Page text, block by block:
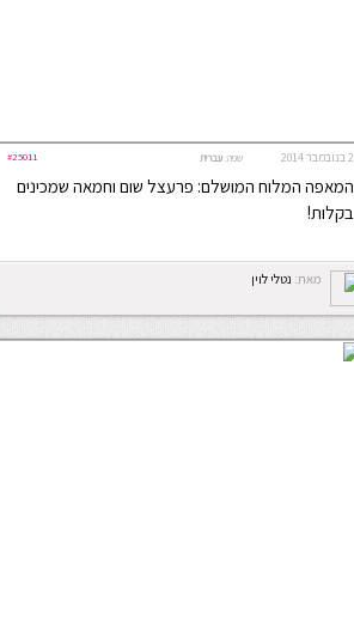
2 בנובמבר 2014 #25011 שפה: עברית
המאפה המלוח המושלם: פרעצל שום וחמאה שמכינים
בקלות!
מאת: נטלי לוין